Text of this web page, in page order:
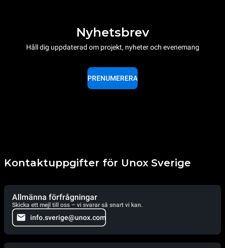
Nyhetsbrev
Håll dig uppdaterad om projekt, nyheter och evenemang
PRENUMERERA
Kontaktuppgifter för Unox Sverige
Allmänna förfrågningar
Skicka ett mejl till oss – vi svarar så snart vi kan.
info.sverige@unox.com